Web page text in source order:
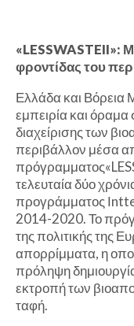
«LESSWASTEII»:
φροντίδας του
Ελλάδα και Βόρεια
εμπειρία και
διαχείρισης των
περιβάλλον μέσα
τελευταία δύο
προγράμματος
2014-2020. Το
της πολιτικής της
απορρίμματα, η
πρόληψη
εκτροπή των
ταφή.